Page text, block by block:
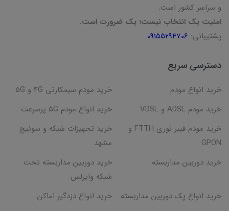
و سراسر کشور است.
امنیت یک انتخاب نیست؛ یک ضرورت است.
پشتیبانی: 09155294706
دسترسی سریع
خرید انواع مودم
خرید مودم سیمکارتی 4G و 5G
خرید مودم ADSL و VDSL
خرید انواع مودم 5G پرسرعت
خرید مودم فیبر نوری FTTH و
GPON
خرید تجهیزات شبکه و سوئیچ
مشهد
خرید دوربین مداربسته
خرید دوربین مداربسته تحت
شبکه وایرلس
خرید انواع پک دوربین مداربسته
خرید انواع دزدگیر اماکن